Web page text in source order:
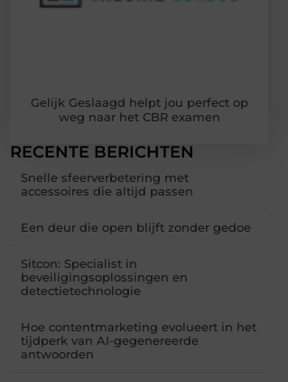
Gelijk Geslaagd helpt jou perfect op
weg naar het CBR examen
RECENTE BERICHTEN
Snelle sfeerverbetering met
accessoires die altijd passen
Een deur die open blijft zonder gedoe
Sitcon: Specialist in
beveiligingsoplossingen en
detectietechnologie
Hoe contentmarketing evolueert in het
tijdperk van AI-gegenereerde
antwoorden